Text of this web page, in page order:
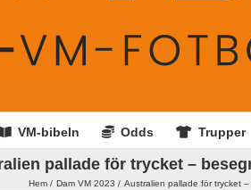
VM-bibeln Odds Trupper
pallade för trycket –
Hem Dam VM 2023 Australien pallade för trycket